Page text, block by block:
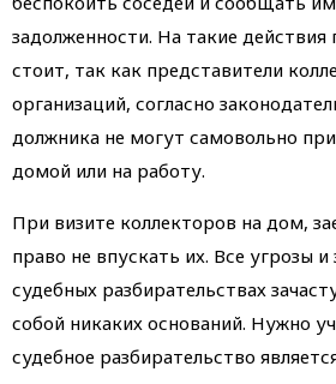
задолженности. На такие действия
стоит, так как представители
организаций, согласно
должника не могут самовольно
домой или на работу.
При визите коллекторов на дом,
право не впускать их. Все угрозы и
судебных разбирательствах
собой никаких оснований. Нужно
судебное разбирательство